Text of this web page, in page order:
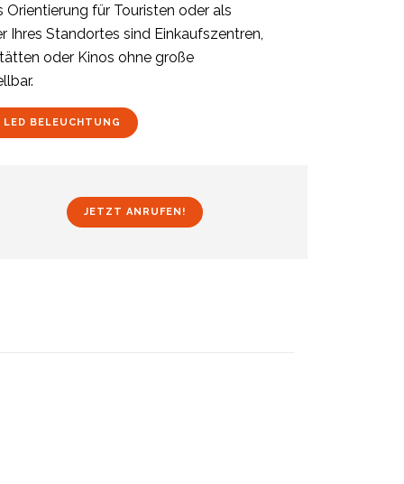
für Touristen oder als
Ihres Standortes sind Einkaufszentren,
oder Kinos ohne große
BELEUCHTUNG
JETZT ANRUFEN!